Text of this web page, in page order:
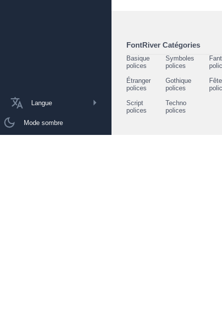
Langue
Mode sombre
FontRiver Catégories
Basique
polices
Symboles
polices
Étranger
polices
Gothique
polices
Script
polices
Techno
polices